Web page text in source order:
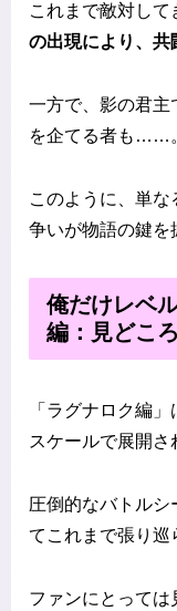
これまで敵対して
の出現により、共
一方で、影の君主
を企てる者も……
このように、単
争いが物語の鍵を
俺だけレベ
編：見どこ
「ラグナロク編
スケールで展開さ
圧倒的なバトルシ
てこれまで張り
ファンにとっては